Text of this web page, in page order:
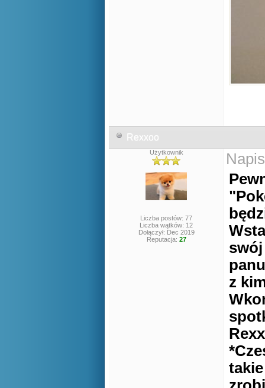
Rexxoo
Użytkownik
Liczba postów: 77
Liczba wątków: 12
Dołączył: Dec 2019
Reputacja: 27
swój
z